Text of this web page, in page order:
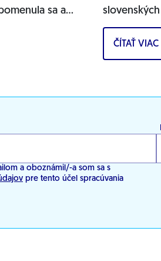
sa až
na nákup...
cez
bezpečnosť...
ČÍTAŤ VIAC
a oboznámil/-a som sa s
pre tento účel spracúvania